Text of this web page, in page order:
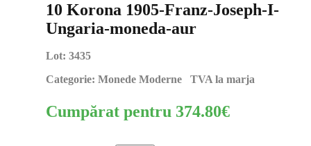
10 Korona 1905-Franz-Joseph-I-
Ungaria-moneda-aur
Lot: 3435
Categorie: Monede Moderne TVA la marja
Cumpărat pentru 374.80€